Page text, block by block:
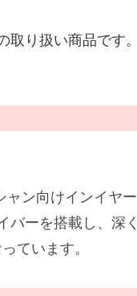
り扱い商品です。
ャン向けインイヤ
バーを搭載し、深
ています。